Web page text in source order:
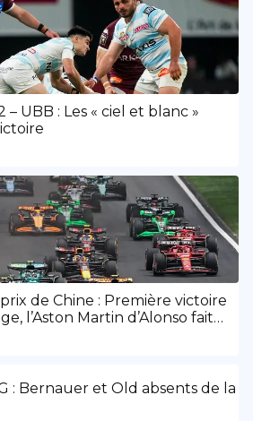
– UBB : Les « ciel et blanc »
de Chine : Première victoire
l’Aston Martin d’Alonso fait
: Bernauer et Old absents de la